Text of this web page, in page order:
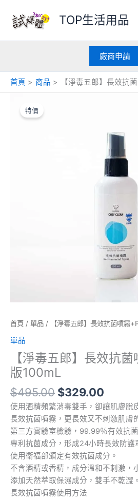
要
TOP生活用品
廠商申請
首頁 商品 【淨毒五郎】長效抗
特價
首頁 / 單品 / 【淨毒五郎】長效抗菌噴霧
單品
【淨毒五郎】長效抗
版100mL
$495.00
$495.00。
$329.00
格：
使用酒精頻繁消毒雙手，卻讓肌膚脫
長效抗菌噴霧，更長效又不刺激肌膚
第三方實驗室檢驗，99.99％有效抗菌
專利抗菌成分，形成24小時長效防護
使用衛福部頒定有效抗菌成分。
不含酒精或香精，成分溫和不刺激，
添加天然萃取保濕成分，雙手不乾澀。
長效抗菌噴霧使用方法